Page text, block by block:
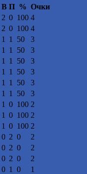
В П % Очки
2 0 100 4
2 0 100 4
1 1 50
3
1 1 50
3
1 1 50
3
1 1 50
3
1 1 50
3
1 1 50
3
1 0 100 2
1 0 100 2
1 0 100 2
0 2 0
2
0 2 0
2
0 2 0
2
0 1 0
1